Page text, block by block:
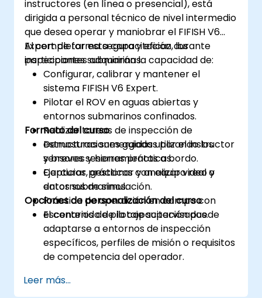
instructores (en línea o presencial), está
dirigida a personal técnico de nivel intermedio
que desea operar y maniobrar el FIFISH V6
Expert de forma segura y eficaz durante
inspecciones submarinas.
Al completar esta capacitación, los
participantes adquirirán la capacidad de:
Configurar, calibrar y mantener el
sistema FIFISH V6 Expert.
Pilotar el ROV en aguas abiertas y
entornos submarinos confinados.
Realizar tareas de inspección de
estructuras sumergidas utilizando los
sensores y herramientas a bordo.
Capturar, gestionar y analizar video y
datos submarinos.
Formato del curso
Demostraciones guiadas por el instructor
y breves sesiones prácticas.
Ejercicios prácticos con equipo real o
entornos de simulación.
Práctica de operación en campo con
escenarios de pilotaje supervisados.
Opciones de personalización del curso
El contenido de la capacitación puede
adaptarse a entornos de inspección
específicos, perfiles de misión o requisitos
de competencia del operador.
Leer más...